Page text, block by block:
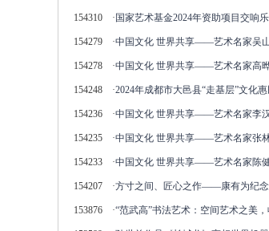
154310 · 国家艺术基金2024年资助项目交响
154279 ·中国文化 世界共享——艺术名家吴
154278 ·中国文化 世界共享——艺术名家高
154248 ·2024年成都市大邑县“走基层”文化
154236 ·中国文化 世界共享——艺术名家李
154235 ·中国文化 世界共享——艺术名家张
154233 ·中国文化 世界共享——艺术名家陈
154207 ·方寸之间、匠心之作——康有为纪
153876 ·“范武高”书法艺术：空间艺术之美